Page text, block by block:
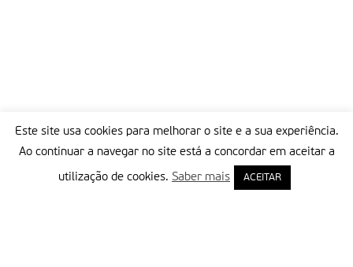
Este site usa cookies para melhorar o site e a sua experiência.
Ao continuar a navegar no site está a concordar em aceitar a
utilização de cookies. Saber mais ACEITAR